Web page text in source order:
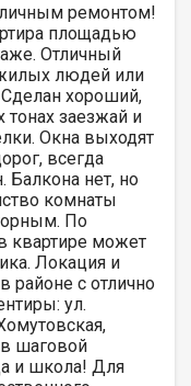
ремонтом!
площадью
Отличный
людей или
Сделан хороший,
тонах заезжай и
Окна выходят
всегда
Балкона нет, но
комнаты
По
квартире может
Локация и
районе с отлично
ул.
шаговой
и школа! Для